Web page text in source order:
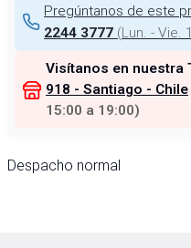
Pregúntanos de este
2244 3777 (Lun. - Vie.
Visítanos en nuestra
918 - Santiago - Chile
15:00 a 19:00)
Despacho normal